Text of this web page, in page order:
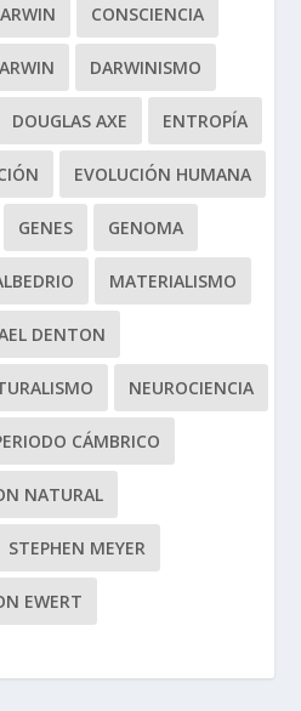
CONSCIENCIA
DARWINISMO
DOUGLAS AXE ENTROPÍA
EVOLUCIÓN HUMANA
GENES GENOMA
MATERIALISMO
DENTON
NEUROCIENCIA
CÁMBRICO
NATURAL
STEPHEN MEYER
EWERT